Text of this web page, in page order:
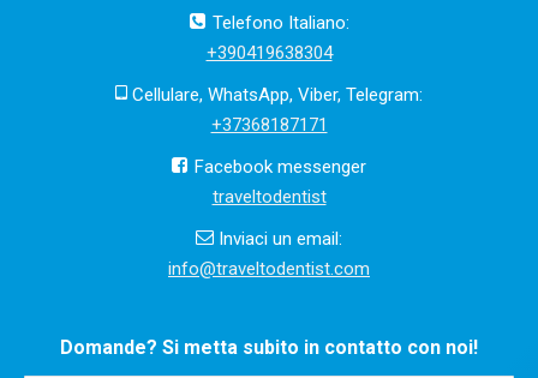
Telefono Italiano:
+390419638304
Cellulare, WhatsApp, Viber, Telegram:
+37368187171
Facebook messenger
traveltodentist
Inviaci un email:
info@traveltodentist.com
Domande? Si metta subito in contatto con noi!